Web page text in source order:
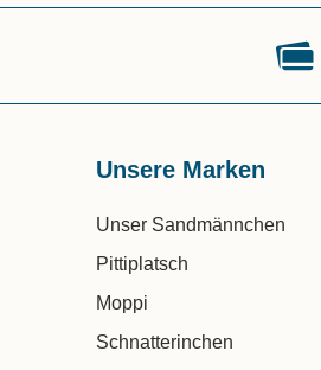
Unsere Marken
Unser Sandmännchen
Pittiplatsch
Moppi
Schnatterinchen